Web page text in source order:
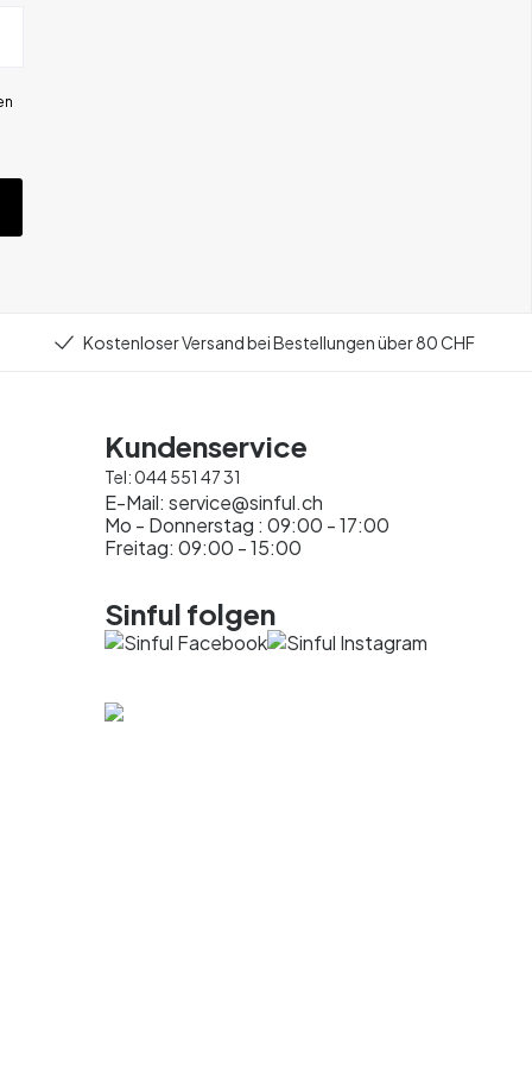
Kostenloser Versand bei Bestellungen über 80 CHF
Kundenservice
Tel:044 551 47 31
E-Mail: service@sinful.ch
Mo - Donnerstag : 09:00 - 17:00
Freitag: 09:00 - 15:00
Sinful folgen